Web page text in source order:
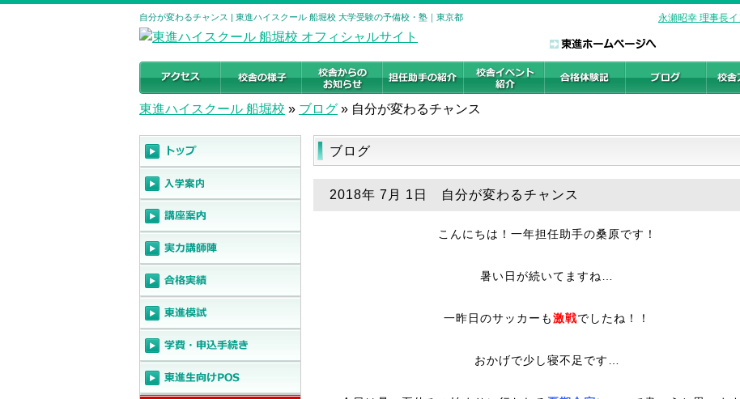
自分が変わるチャンス | 東進ハイスクール 船堀校 大学受験の予備校・塾｜東京都 永瀬昭幸 理事長
東進ハイスクール 船堀校 » ブログ » 自分が変わるチャンス
ブログ
2018年 7月 1日 自分が変わるチャンス
こんにちは！一年担任助手の桑原です！
暑い日が続いてますね…
一昨日のサッカーも激戦でしたね！！
おかげで少し寝不足です…